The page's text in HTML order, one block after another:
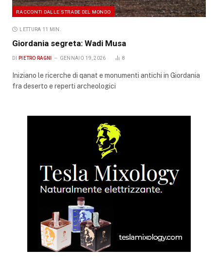
RACCONTI DALLE STRADE DEL MONDO
LETTURA 11 MIN.
Giordania segreta: Wadi Musa
DI PIETRO RAGNI GENNAIO 19, 2026 8
Iniziano le ricerche di qanat e monumenti antichi in Giordania
fra deserto e reperti archeologici